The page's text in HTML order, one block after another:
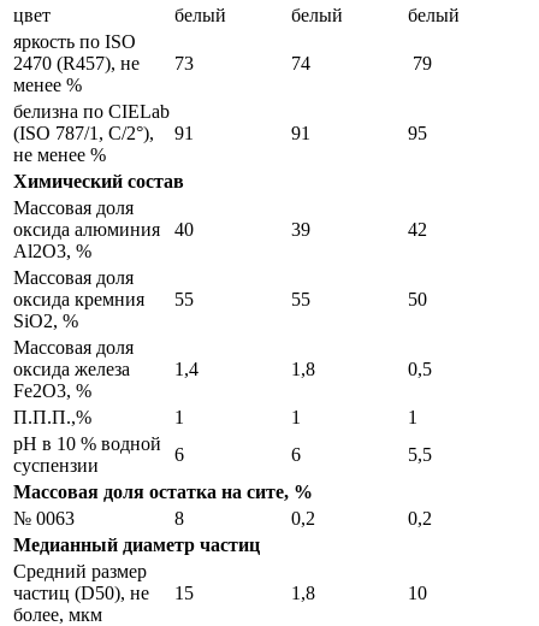
цвет
белый белый
белый
яркость по ISO
2470 (R457), не
менее %
73 74 79
белизна по CIELab
(ISO 787/1, C/2°),
не менее %
91 91 95
Химический состав
Массовая доля
оксида алюминия
Al2O3, %
40 39 42
Массовая доля
оксида кремния
SiO2, %
55 55 50
Массовая доля
оксида железа
Fe2O3, %
1,4 1,8 0,5
П.П.П.,% 1 1
1
pH в 10 % водной
суспензии
6 6
5,5
Массовая доля остатка на сите, %
№ 0063
8 0,2
0,2
Медианный диаметр частиц
Средний размер
частиц (D50), не
более, мкм
15 1,8 10